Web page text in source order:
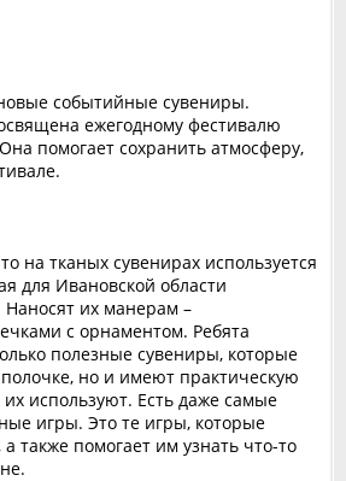
событийные сувениры.
ежегодному фестивалю
помогает сохранить атмосферу,
на тканых сувенирах используется
для Ивановской области
Наносят их манерам –
с орнаментом. Ребята
полезные сувениры, которые
но и имеют практическую
используют. Есть даже самые
игры. Это те игры, которые
также помогает им узнать что-то